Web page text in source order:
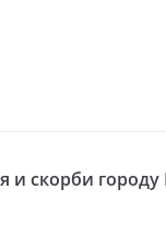
и скорби